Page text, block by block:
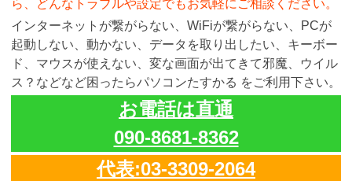
ら、どんなトラブルや設定でもお気軽にご相談ください。
インターネットが繋がらない、WiFiが繋がらない、PCが
起動しない、動かない、データを取り出したい、キーボー
ド、マウスが使えない、変な画面が出てきて邪魔、ウイル
ス？などなど困ったらパソコンたすかる をご利用下さい。
お電話は直通
090-8681-8362
代表:03-3309-2064